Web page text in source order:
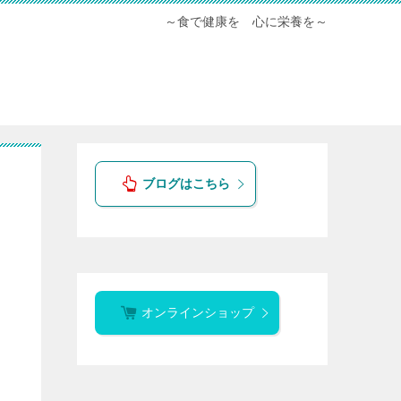
～食で健康を 心に栄養を～
ブログはこちら
オンラインショップ